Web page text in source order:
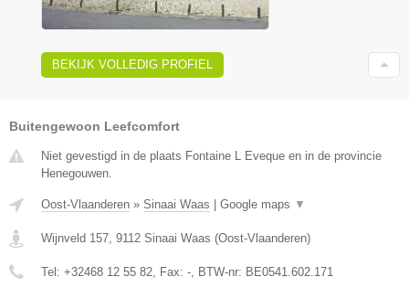
BEKIJK VOLLEDIG PROFIEL
Buitengewoon Leefcomfort
Niet gevestigd in de plaats Fontaine L Eveque en in de provincie
Henegouwen.
Oost-Vlaanderen » Sinaai Waas Google maps ▼
Wijnveld 157, 9112 Sinaai Waas (Oost-Vlaanderen)
Tel: +32468 12 55 82, Fax: -, BTW-nr: BE0541.602.171